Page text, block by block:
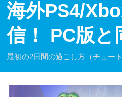
海外PS4/
信！ PC版と
最初の2日間の過ごし方（チュー